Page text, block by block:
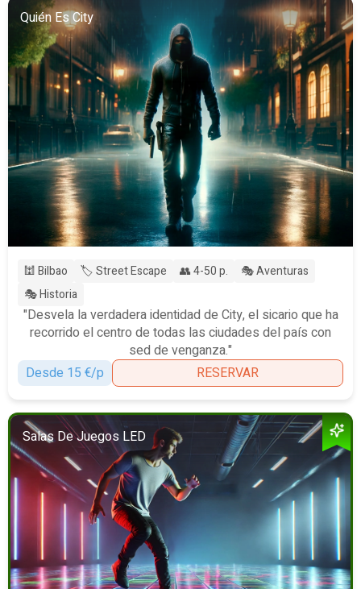
Quién Es City
🕍 Bilbao 🏷️ Street Escape 👥 4-50 p.
🎭 Aventuras
🎭 Historia
"Desvela la verdadera identidad de City, el sicario que ha
recorrido el centro de todas las ciudades del país con
sed de venganza."
Desde 15 €/p
RESERVAR
Salas De Juegos LED